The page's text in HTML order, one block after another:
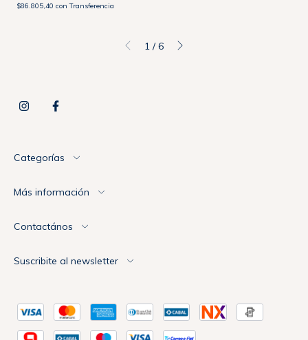
$86.805,40 con Transferencia
1 / 6
Categorías
Más información
Contactános
Suscribite al newsletter